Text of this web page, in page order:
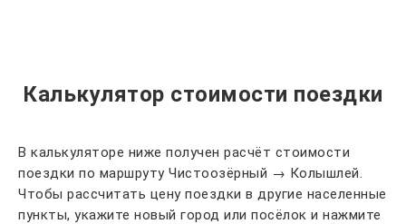
Калькулятор стоимости поездки
В калькуляторе ниже получен расчёт стоимости
поездки по маршруту Чистоозёрный → Колышлей.
Чтобы рассчитать цену поездки в другие населенные
пункты, укажите новый город или посёлок и нажмите